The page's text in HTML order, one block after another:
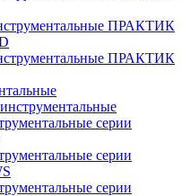
ПРАКТИК
ПРАКТИК
серии
серии
серии